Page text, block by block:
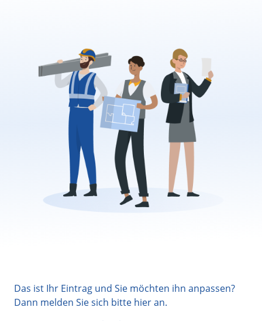
Das ist Ihr Eintrag und Sie möchten ihn anpassen?
Dann melden Sie sich bitte hieran.